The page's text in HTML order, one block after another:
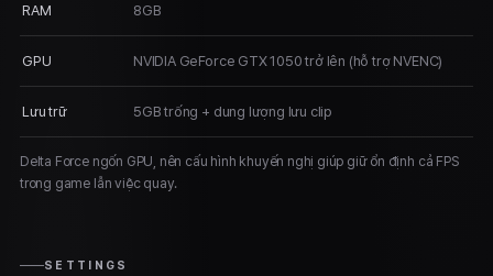
RAM 8GB
GPU NVIDIA GeForce GTX 1050 trở lên (hỗ trợ NVENC)
Lưu trữ 5GB trống + dung lượng lưu clip
Delta Force ngốn GPU, nên cấu hình khuyến nghị giúp giữ ổn định cả FPS
trong game lẫn việc quay.
SETTINGS